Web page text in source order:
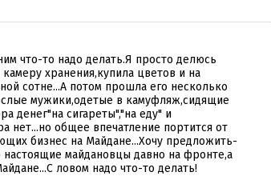
что-то надо делать.Я просто делюсь
хранения,купила цветов и на
сотне...А потом прошла его несколько
мужики,одетые в камуфляж,сидящие
денег"на сигареты","на еду" и
нет...но общее впечатление портится от
бизнес на Майдане...Хочу предложить-
майдановцы давно на фронте,а
ловом надо что-то делать!